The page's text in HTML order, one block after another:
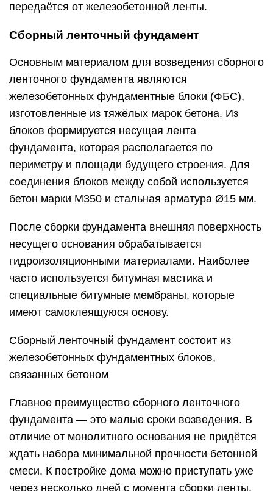
передаётся от железобетонной ленты.
Сборный ленточный фундамент
Основным материалом для возведения сборного
ленточного фундамента являются
железобетонных фундаментные блоки (ФБС),
изготовленные из тяжёлых марок бетона. Из
блоков формируется несущая лента
фундамента, которая располагается по
периметру и площади будущего строения. Для
соединения блоков между собой используется
бетон марки М350 и стальная арматура Ø15 мм.
После сборки фундамента внешняя поверхность
несущего основания обрабатывается
гидроизоляционными материалами. Наиболее
часто используется битумная мастика и
специальные битумные мембраны, которые
имеют самоклеящуюся основу.
Сборный ленточный фундамент состоит из
железобетонных фундаментных блоков,
связанных бетоном
Главное преимущество сборного ленточного
фундамента — это малые сроки возведения. В
отличие от монолитного основания не придётся
ждать набора минимальной прочности бетонной
смеси. К постройке дома можно приступать уже
через несколько дней с момента сборки ленты.